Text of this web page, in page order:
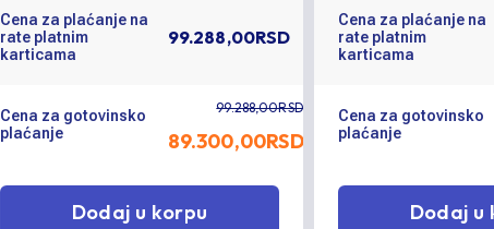
Cena za plaćanje na
rate platnim
karticama
99.288,00RSD
Cena za gotovinsko
plaćanje
99.288,00RSD
89.300,00RSD
Dodaj u korpu
Cena za plaćanje na
rate platnim
karticama
Cena za gotovinsko
plaćanje
Dodaj u